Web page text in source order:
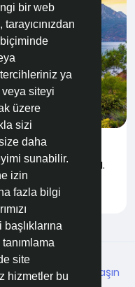
bir web
ya
veya siteyi
üzere
sizi
daha
sunabilir.
izin
fazla bilgi
site
hizmetler bu
Bergama Kralı II.
önce 0
İBMYR Bize Ulaşın